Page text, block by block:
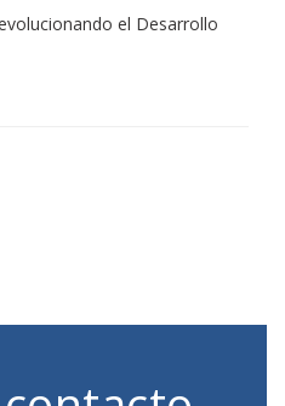
el Desarrollo